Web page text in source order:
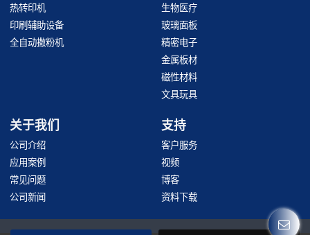
热转印机
印刷辅助设备
全自动撒粉机
生物医疗
玻璃面板
精密电子
金属板材
磁性材料
文具玩具
关于我们
公司介绍
应用案例
常见问题
公司新闻
支持
客户服务
视频
博客
资料下载